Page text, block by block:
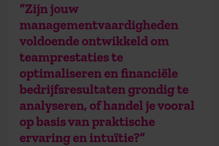
“Zijn jouw
managementvaardigheden
voldoende ontwikkeld om
teamprestaties te
optimaliseren en financiële
bedrijfsresultaten grondig te
analyseren, of handel je vooral
op basis van praktische
ervaring en intuïtie?”